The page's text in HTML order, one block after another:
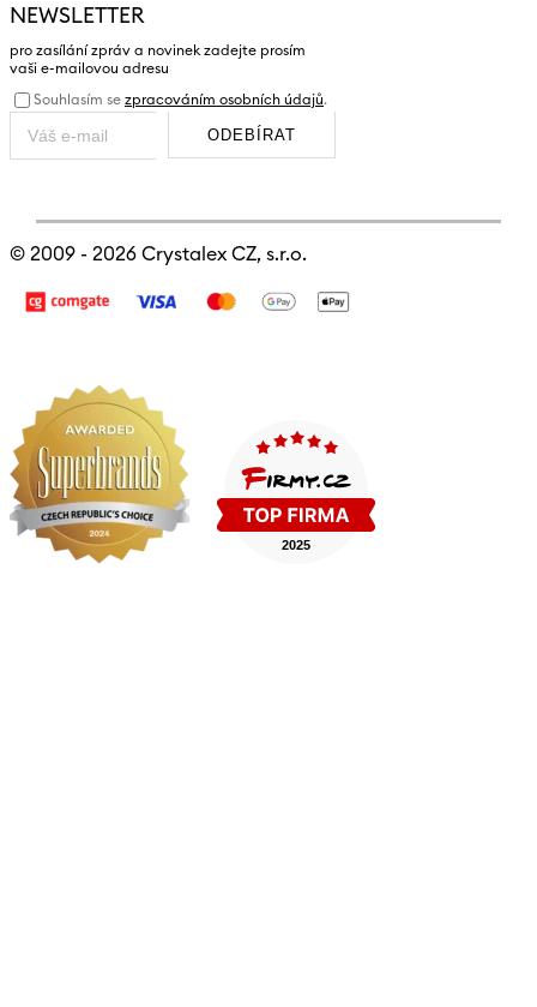
NEWSLETTER
pro zasílání zpráv a novinek zadejte prosím
vaši e-mailovou adresu
Souhlasím se zpracováním osobních údajů.
ODEBÍRAT
© 2009 - 2026 Crystalex CZ, s.r.o.